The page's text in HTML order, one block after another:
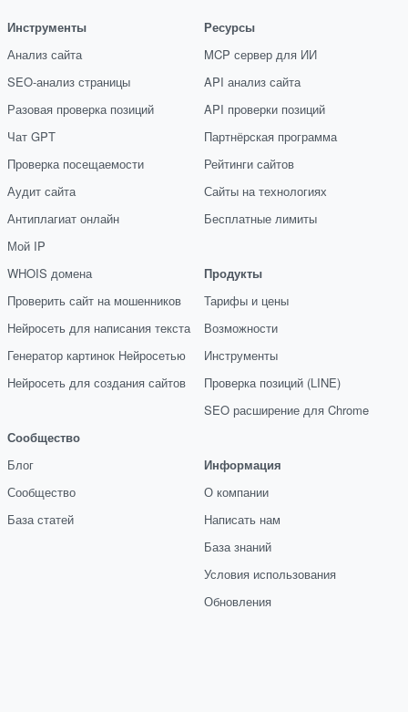
Инструменты
Анализ сайта
SEO-анализ страницы
Разовая проверка позиций
Чат GPT
Проверка посещаемости
Аудит сайта
Антиплагиат онлайн
Мой IP
WHOIS домена
Проверить сайт на мошенников
Нейросеть для написания текста
Генератор картинок Нейросетью
Нейросеть для создания сайтов
Сообщество
Блог
Сообщество
База статей
Ресурсы
MCP сервер для ИИ
API анализ сайта
API проверки позиций
Партнёрская программа
Рейтинги сайтов
Сайты на технологиях
Бесплатные лимиты
Продукты
Тарифы и цены
Возможности
Инструменты
Проверка позиций (LINE)
SEO расширение для Chrome
Информация
О компании
Написать нам
База знаний
Условия использования
Обновления